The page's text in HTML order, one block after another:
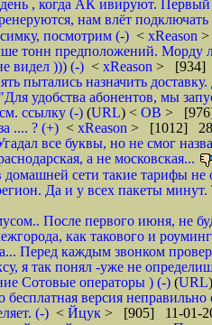
, когда АК ивируют. Первый
нам влёт подключать
посмотрим (-) < xReason
тонн предположений. Морду
видел ))) (-) < xReason > [934]
пытались назначить
удобства абонентов, мы
ссылку (-) (URL) < ОВ >
.... ? (+) < xReason > [1012]
все буквы, но не смог
а не московская...
домашней сети такие тарифы не
Да и у всех пакеты
После первого июня, не
как такового и
Перед каждым звонком
я так понял -уже не
Сотовые операторы ) (-) (URL
бесплатная версия
(-) < Йцук > [905] 11-01-